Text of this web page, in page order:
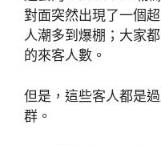
對面突然出現了一個
人潮多到爆棚；大家
的來客人數。
但是，這些客人都是
群。